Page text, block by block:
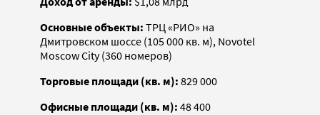
Основные объекты: ТРЦ «РИО» на
Дмитровском шоссе (105 000 кв. м), Novotel
Moscow City (360 номеров)
Торговые площади (кв. м): 829 000
Офисные площади (кв. м): 48 400